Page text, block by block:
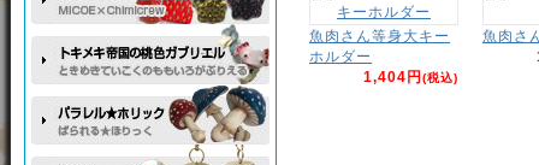
魚肉さん等身大キー
ホルダー
1,404円(税込)
魚肉さ